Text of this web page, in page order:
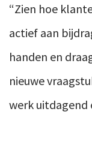
“Zien hoe
actief aan
handen en
nieuwe
werk uitdagend